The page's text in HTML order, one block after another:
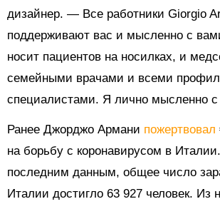
дизайнер. — Все работники Giorgio
поддерживают вас и мысленно с
носит пациентов на носилках, и
семейными врачами и всеми
специалистами. Я лично мысленно
Ранее Джорджо Армани пожертвовал
на борьбу с коронавирусом в Италии.
последним данным, общее число
Италии достигло 63 927 человек. Из